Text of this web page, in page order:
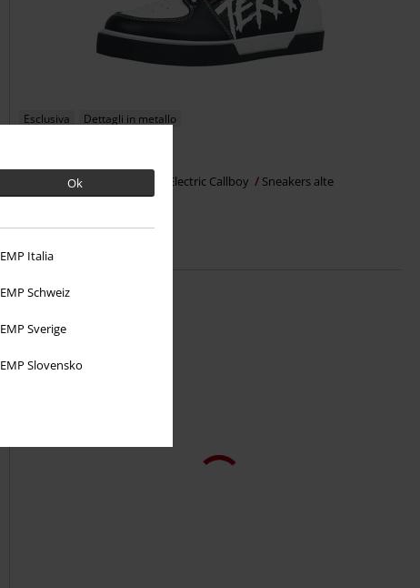
Ok
EMP Italia
EMP Schweiz
EMP Sverige
EMP Slovensko
Esclusiva
Dettagli in metallo
EMP Signature Collection Electric Callboy Sneakers alte